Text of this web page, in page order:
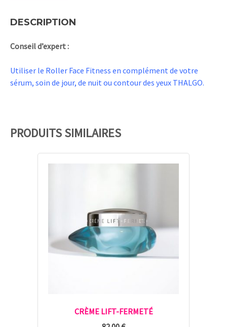
DESCRIPTION
Conseil d’expert :
Utiliser le Roller Face Fitness en complément de votre
sérum, soin de jour, de nuit ou contour des yeux THALGO.
PRODUITS SIMILAIRES
CRÈME LIFT-FERMETÉ